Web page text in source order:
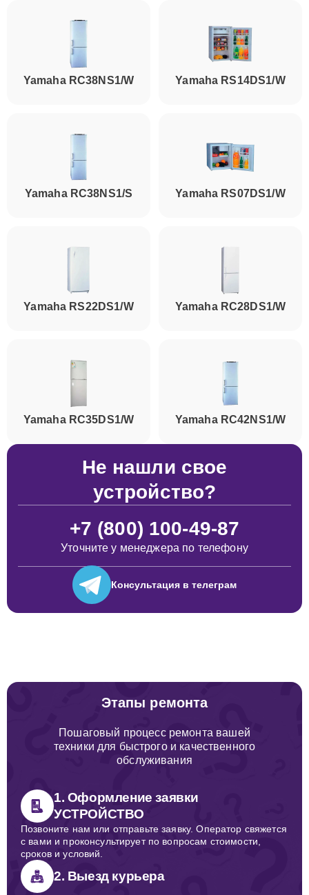
Yamaha RC38NS1/W Yamaha RS14DS1/W
Yamaha RC38NS1/S Yamaha RS07DS1/W
Yamaha RS22DS1/W Yamaha RC28DS1/W
Yamaha RC35DS1/W Yamaha RC42NS1/W
Не нашли свое
устройство?
+7 (800) 100-49-87
Уточните у менеджера по телефону
Консультация в телеграм
Этапы ремонта
Пошаговый процесс ремонта вашей
техники для быстрого и качественного
обслуживания
1. Оформление заявки
УСТРОЙСТВО
Позвоните нам или отправьте заявку. Оператор свяжется
с вами и проконсультирует по вопросам стоимости,
сроков и условий.
2. Выезд курьера